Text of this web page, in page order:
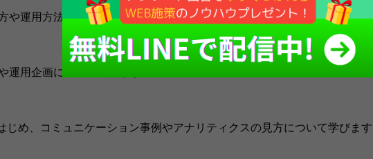
や運用方法をはじめ、炎上、危機管理などの基本事項を学びます。
運用企画について学びます。
じめ、コミュニケーション事例やアナリティクスの見方について学びま